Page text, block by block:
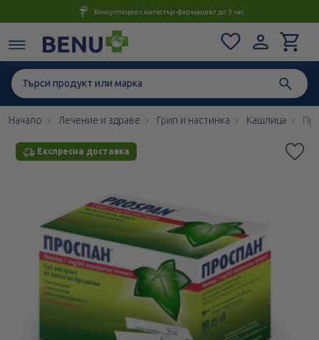
Консултация с магистър-фармацевт до 1 час
Начало Лечение и здраве Грип и настинка Кашлица
Експресна доставка